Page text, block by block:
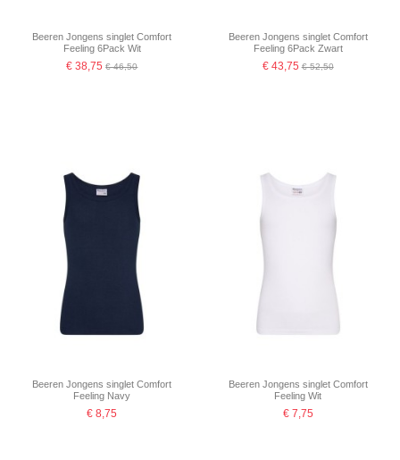
Beeren Jongens singlet Comfort
Feeling 6Pack Wit
€ 38,75€ 46,50
Beeren Jongens singlet Comfort
Feeling 6Pack Zwart
€ 43,75€ 52,50
Beeren Jongens singlet Comfort
Feeling Navy
€ 8,75
Beeren Jongens singlet Comfort
Feeling Wit
€ 7,75